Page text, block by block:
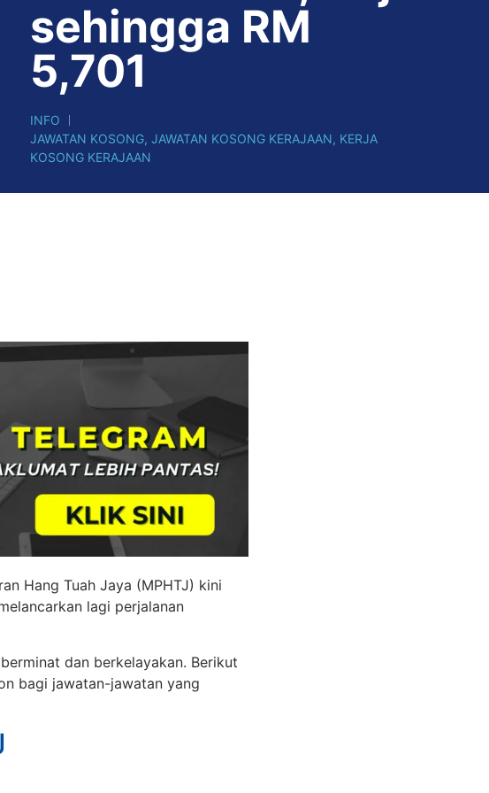
sehingga RM
5,701
INFO
JAWATAN KOSONG, JAWATAN KOSONG KERAJAAN, KERJA
KOSONG KERAJAAN
Hang Tuah Jaya (MPHTJ) kini
lagi perjalanan
dan berkelayakan. Berikut
bagi jawatan-jawatan yang